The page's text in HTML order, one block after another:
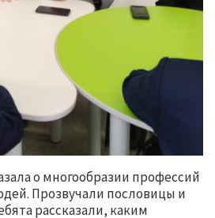
о многообразии профессий
Прозвучали пословицы и
рассказали, каким